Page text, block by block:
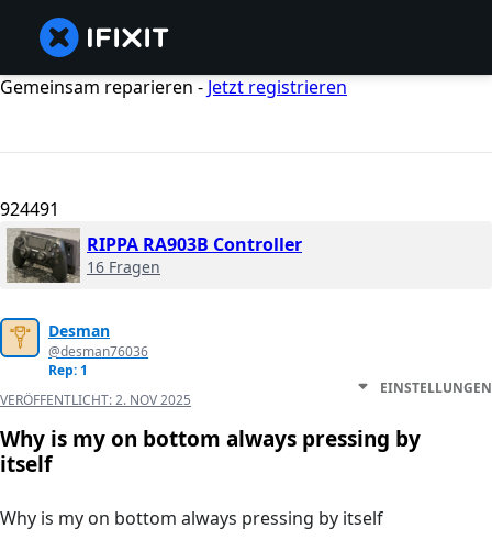
Gemeinsam reparieren - Jetzt registrieren
924491
RIPPA RA903B Controller
16 Fragen
Desman
@desman76036
Rep: 1
VERÖFFENTLICHT:2. NOV 2025
EINSTELLUNGEN
Why is my on bottom always pressing by
itself
Why is my on bottom always pressing by itself